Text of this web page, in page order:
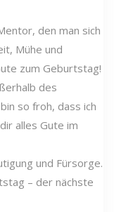
den man sich
Mühe und
zum Geburtstag!
des
so froh, dass ich
alles Gute im
und Fürsorge.
– der nächste